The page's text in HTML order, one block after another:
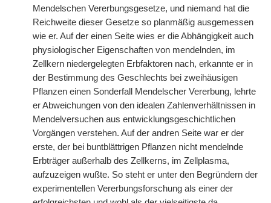
Mendelschen Vererbungsgesetze, und niemand hat die
Reichweite dieser Gesetze so planmäßig ausgemessen
wie er. Auf der einen Seite wies er die Abhängigkeit auch
physiologischer Eigenschaften von mendelnden, im
Zellkern niedergelegten Erbfaktoren nach, erkannte er in
der Bestimmung des Geschlechts bei zweihäusigen
Pflanzen einen Sonderfall Mendelscher Vererbung, lehrte
er Abweichungen von den idealen Zahlenverhältnissen in
Mendelversuchen aus entwicklungsgeschichtlichen
Vorgängen verstehen. Auf der andren Seite war er der
erste, der bei buntblättrigen Pflanzen nicht mendelnde
Erbträger außerhalb des Zellkerns, im Zellplasma,
aufzuzeigen wußte. So steht er unter den Begründern der
experimentellen Vererbungsforschung als einer der